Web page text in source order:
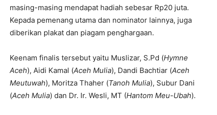
masing-masing mendapat hadiah sebesar Rp20 juta.
Kepada pemenang utama dan nominator lainnya, juga
diberikan plakat dan piagam penghargaan.
Keenam finalis tersebut yaitu Muslizar, S.Pd (Hymne
Aceh), Aidi Kamal (Aceh Mulia), Dandi Bachtiar (Aceh
Meutuwah), Moritza Thaher (Tanoh Mulia), Subur Dani
(Aceh Mulia) dan Dr. Ir. Wesli, MT (Hantom Meu-Ubah).